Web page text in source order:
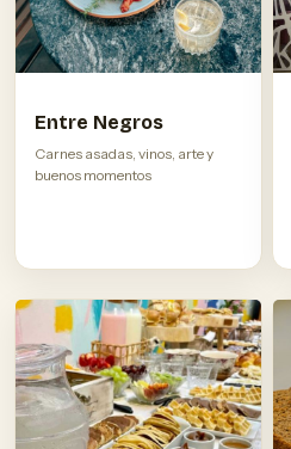
Entre Negros
Carnes asadas, vinos, arte y
buenos momentos